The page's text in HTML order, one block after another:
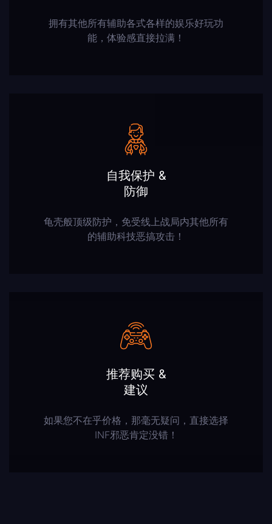
拥有其他所有辅助各式各样的娱乐好玩功
能，体验感直接拉满！
自我保护 &
防御
龟壳般顶级防护，免受线上战局内其他所有
的辅助科技恶搞攻击！
推荐购买 &
建议
如果您不在乎价格，那毫无疑问，直接选择
INF邪恶肯定没错！